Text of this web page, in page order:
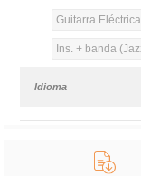
Guitarra Eléctrica
Ins. + banda
Idioma